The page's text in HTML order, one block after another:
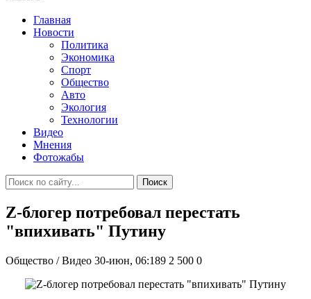
Главная
Новости
Политика
Экономика
Спорт
Общество
Авто
Экология
Технологии
Видео
Мнения
Фотожабы
Поиск
Z-блогер потребовал перестать
"впихивать" Путину
Общество / Видео 30-июн, 06:189 2 500 0